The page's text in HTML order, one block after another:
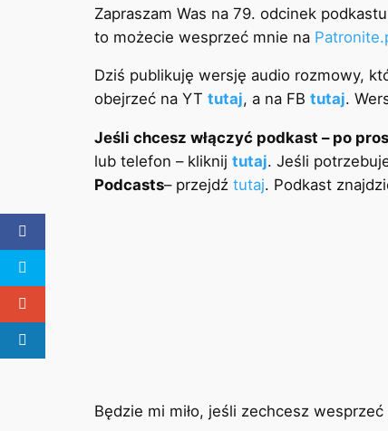
Zapraszam Was na 79. odcinek
to możecie wesprzeć mnie na
Dziś publikuję wersję audio rozmowy,
obejrzeć na YT tutaj, a na FB tutaj.
Jeśli chcesz włączyć podkast – po
lub telefon – kliknij tutaj. Jeśli
Podcasts– przejdź tutaj. Podkast
Będzie mi miło, jeśli zechcesz